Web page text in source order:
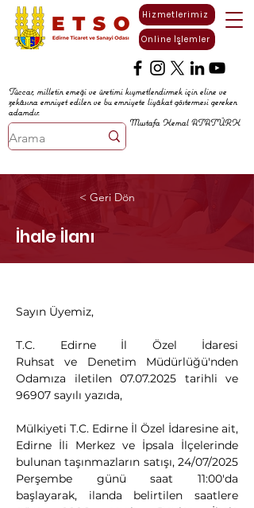
Online İşlemler
Hizmetlerimiz
Tüccar, milletin emeği ve üretimi kıymetlendirmek için eline ve
zekâsına emniyet edilen ve bu emniyete liyâkat göstermesi gereken
adamdır.
Mustafa Kemal ATATÜRK
< Geri Dön
İhale İlanı
Sayın Üyemiz,
T.C. Edirne İl Özel İdaresi
Ruhsat ve Denetim Müdürlüğü'nden
Odamıza iletilen 07.07.2025 tarihli ve
96907 sayılı yazıda,
Mülkiyeti T.C. Edirne İl Özel İdaresine ait,
Edirne İli Merkez ve İpsala İlçelerinde
bulunan taşınmazların satışı, 24/07/2025
Perşembe günü saat 11:00'da
başlayarak, ilanda belirtilen saatlere